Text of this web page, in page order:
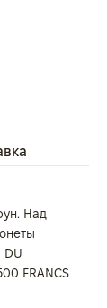
Над
DU
FRANCS